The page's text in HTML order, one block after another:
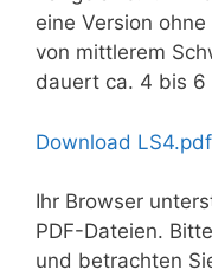
eine Version
von mittlerem
dauert ca. 4 bis 6
Download LS4.pdf
Ihr Browser
PDF-Dateien.
und betrachten